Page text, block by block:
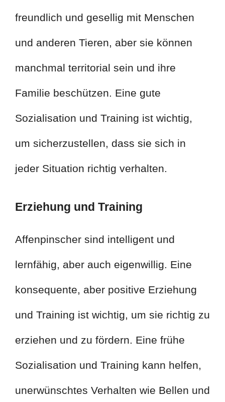
freundlich und gesellig mit Menschen
und anderen Tieren, aber sie können
manchmal territorial sein und ihre
Familie beschützen. Eine gute
Sozialisation und Training ist wichtig,
um sicherzustellen, dass sie sich in
jeder Situation richtig verhalten.
Erziehung und Training
Affenpinscher sind intelligent und
lernfähig, aber auch eigenwillig. Eine
konsequente, aber positive Erziehung
und Training ist wichtig, um sie richtig zu
erziehen und zu fördern. Eine frühe
Sozialisation und Training kann helfen,
unerwünschtes Verhalten wie Bellen und